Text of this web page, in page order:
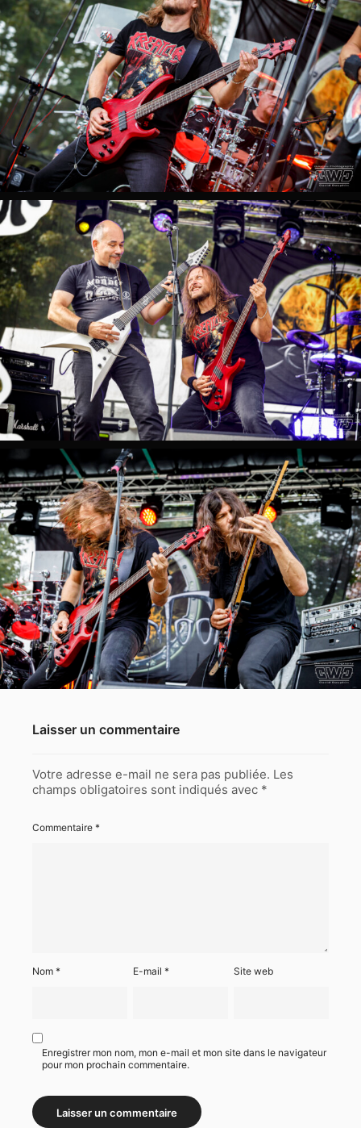
Laisser un commentaire
Votre adresse e-mail ne sera pas publiée. Les
champs obligatoires sont indiqués avec *
Commentaire *
Nom * E-mail* Site web
Enregistrer mon nom, mon e-mail et mon site dans le navigateur
pour mon prochain commentaire.